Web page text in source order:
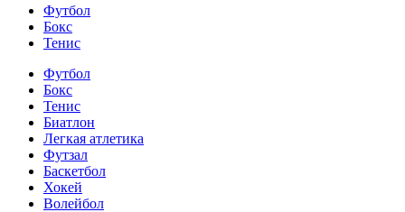
Футбол
Бокс
Тенис
Футбол
Бокс
Тенис
Биатлон
Легкая атлетика
Футзал
Баскетбол
Хокей
Волейбол